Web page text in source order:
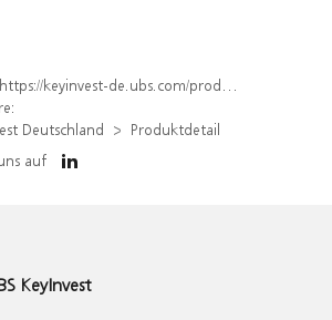
https://keyinvest-de.ubs.com/produkt/detail/index/isin/DE000WA5ENV1
Deutschland
Produktdetail
auf
KeyInvest